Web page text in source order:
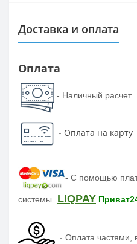
Доставка и оплата
Оплата
- Наличный расчет
- Оплата на карту
- С помощью
системы LIQPAY
- Оплата частями,